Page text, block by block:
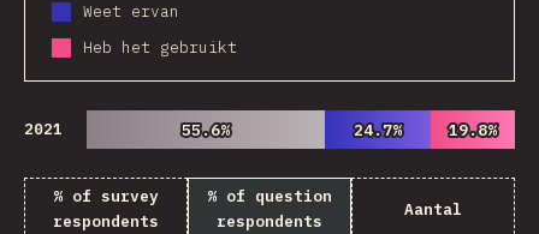
Weet ervan
Heb het gebruikt
2021 55.6%
55.6% 24.7%
24.7% 19.8%
19.8%
% of survey
respondents
% of question
respondents
Aantal